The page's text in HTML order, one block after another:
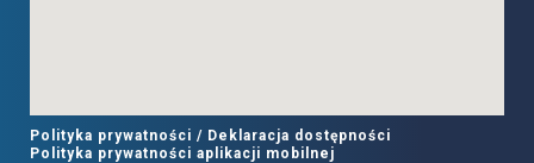
Polityka prywatności / Deklaracja dostępności
Polityka prywatności aplikacji mobilnej